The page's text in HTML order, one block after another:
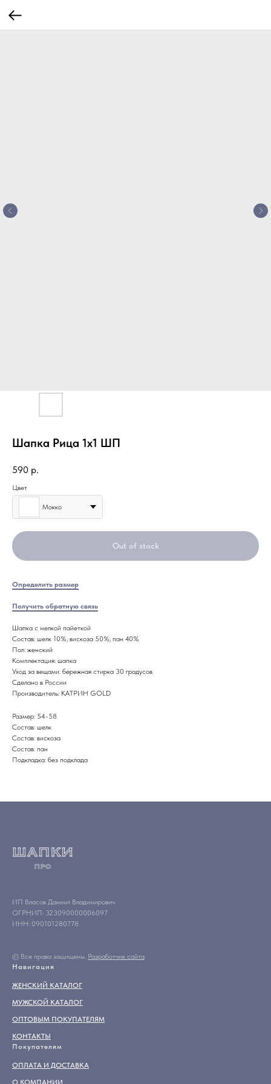
Шапка Рица 1х1 ШП
590 р.
Цвет
Мокко
Out of stock
Определить размер
Получить обратную связь
Шапка с мелкой пайеткой
Состав: шелк 10%; вискоза 50%; пан 40%
Пол: женский
Комплектация: шапка
Уход за вещами: бережная стирка 30 градусов
Сделано в России
Производитель: КАТРИН GOLD
Размер: 54-58
Состав: шелк
Состав: вискоза
Состав: пан
Подкладка: без подклада
ИП Власов Даниил Владимирович
ОГРНИП: 323090000006097
ИНН: 090101280778
© Все права защищены. Разработчик сайта
Навигация
ЖЕНСКИЙ КАТАЛОГ
МУЖСКОЙ КАТАЛОГ
ОПТОВЫМ ПОКУПАТЕЛЯМ
КОНТАКТЫ
Покупателям
ОПЛАТА И ДОСТАВКА
О КОМПАНИИ